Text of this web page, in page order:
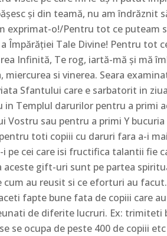
şi din teamă, nu am îndrăznit
exprimat-o!/Pentru tot ce puteam
Împărăţiei Tale Divine! Pentru tot
Infinită, Te rog, iartă-mă şi mă
miercurea si vinerea. Seara
Sfantului care e sarbatorit in
in Templul darurilor pentru a primi
Vostru sau pentru a primi Y
toti copiii cu daruri fara a-i
pe cei care isi fructifica talantii fie
aceste gift-uri sunt pe partea
cum au reusit si ce eforturi au
fapte bune fata de copiii care
de diferite lucruri. Ex:
se ocupa de peste 400 de copiii etc